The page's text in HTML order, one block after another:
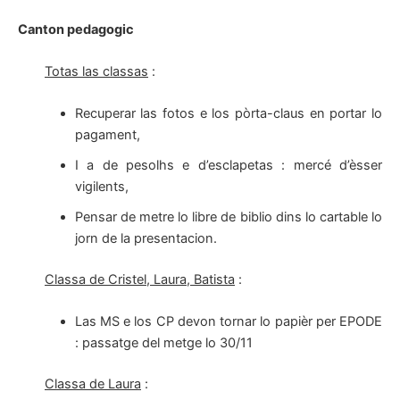
Canton pedagogic
Totas las classas :
Recuperar las fotos e los pòrta-claus en portar lo
pagament,
I a de pesolhs e d’esclapetas : mercé d’èsser
vigilents,
Pensar de metre lo libre de biblio dins lo cartable lo
jorn de la presentacion.
Classa de Cristel, Laura, Batista :
Las MS e los CP devon tornar lo papièr per EPODE
: passatge del metge lo 30/11
Classa de Laura :